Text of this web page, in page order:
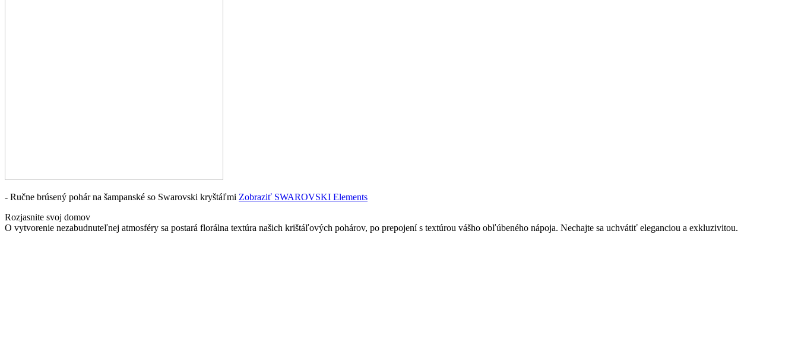
- Ručne brúsený pohár na šampanské so Swarovski kryštáľmi Zobraziť SWAROVSKI Elements
Rozjasnite svoj domov
O vytvorenie nezabudnuteľnej atmosféry sa postará florálna textúra našich krištáľových pohárov, po prepojení s textúrou vášho obľúbeného nápoja. Nechajte sa uchvátiť eleganciou a exkluzivitou.